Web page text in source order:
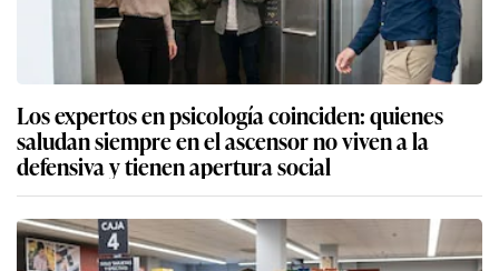
Los expertos en psicología coinciden: quienes
saludan siempre en el ascensor no viven a la
defensiva y tienen apertura social